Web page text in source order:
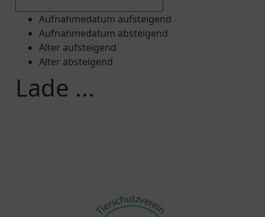
Aufnahmedatum aufsteigend
Aufnahmedatum absteigend
Alter aufsteigend
Alter absteigend
Lade ...